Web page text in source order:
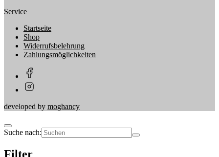
Service
Startseite
Shop
Widerrufsbelehrung
Zahlungsmöglichkeiten
developed by moghancy
Suche nach:
Filter